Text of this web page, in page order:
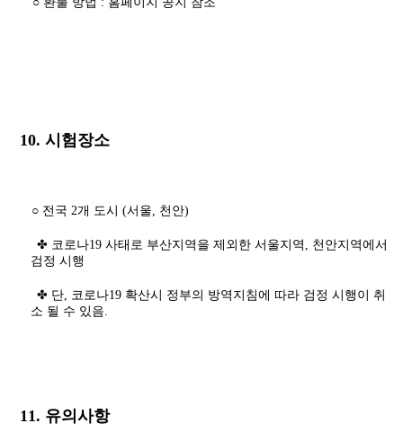
10. 시험장소
○ 전국 2개 도시 (서울, 천안)
✤ 코로나19 사태로 부산지역을 제외한 서울지역, 천안지역에서
검정 시행
✤ 단, 코로나19 확산시 정부의 방역지침에 따라 검정 시행이 취
소 될 수 있음.
11. 유의사항